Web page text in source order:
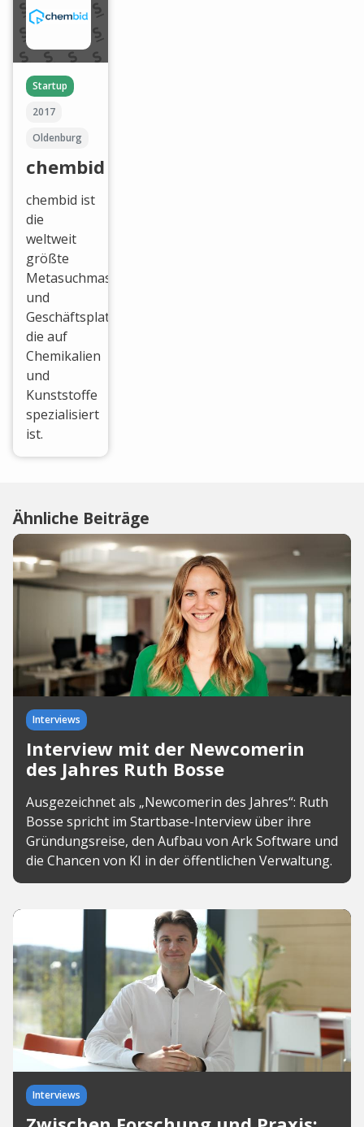
Startup
2017
Oldenburg
chembid
chembid ist
die
weltweit
größte
Metasuchmaschine
und
Geschäftsplattform,
die auf
Chemikalien
und
Kunststoffe
spezialisiert
ist.
Ähnliche Beiträge
Interviews
Interview mit der Newcomerin
des Jahres Ruth Bosse
Ausgezeichnet als „Newcomerin des Jahres“: Ruth
Bosse spricht im Startbase-Interview über ihre
Gründungsreise, den Aufbau von Ark Software und
die Chancen von KI in der öffentlichen Verwaltung.
Interviews